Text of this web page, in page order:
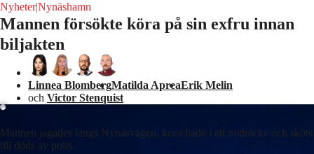
Nyheter|Nynäshamn
Mannen försökte köra på sin exfru innan
biljakten
Linnea BlombergMatilda ApreaErik Melin
och Victor Stenquist
Laddar ...
Mannen jagades längs Nynäsvägen, kraschade i ett mitträcke och sköts
till döds av polis.